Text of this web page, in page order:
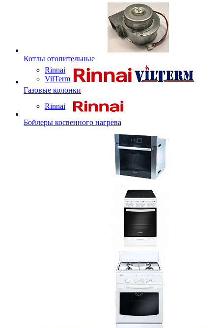
Котлы отопительные
Rinnai
VilTerm
Газовые колонки
Rinnai
Бойлеры косвенного нагрева